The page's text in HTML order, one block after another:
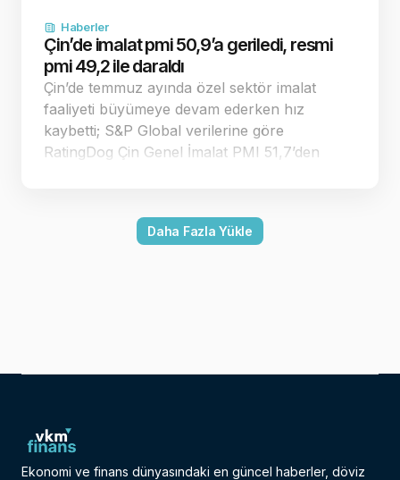
Haberler
Çin’de imalat pmi 50,9’a geriledi, resmi
pmi 49,2 ile daraldı
Çin’de temmuz ayında özel sektör imalat
faaliyeti büyümeye devam ederken hız
kaybetti; S&P Global verilerine göre
RatingDog Çin Genel İmalat PMI 51,7’den
döndü. Çin’in özel sektör imalat pmi
temmuzda 50,9’a…Daha Fazla Yükle
Ekonomi ve finans dünyasındaki en güncel haberler, döviz